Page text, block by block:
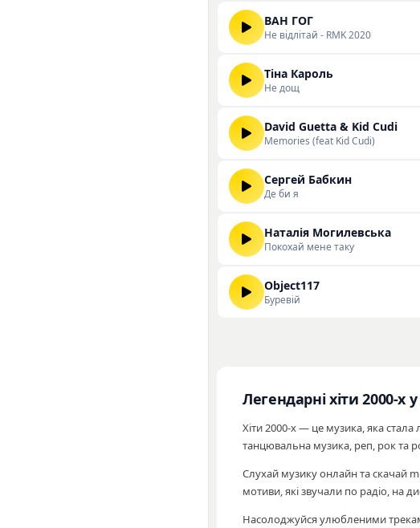
ВАН ГОГ
Не відлітай - RMK 2020
Тіна Кароль
Не дощ
David Guetta & Kid Cudi
Memories (feat Kid Cudi)
Сергей Бабкин
Де би я
Наталія Могилевська
Покохай мене таку
Object117
Буревій
Легендарні хіти 2000-х
Хіти 2000-х — це музика, яка стала
танцювальна музика, реп, рок та
Слухай музику онлайн та скачай
мотиви, які звучали по радіо, на
Насолоджуйся улюбленими треками